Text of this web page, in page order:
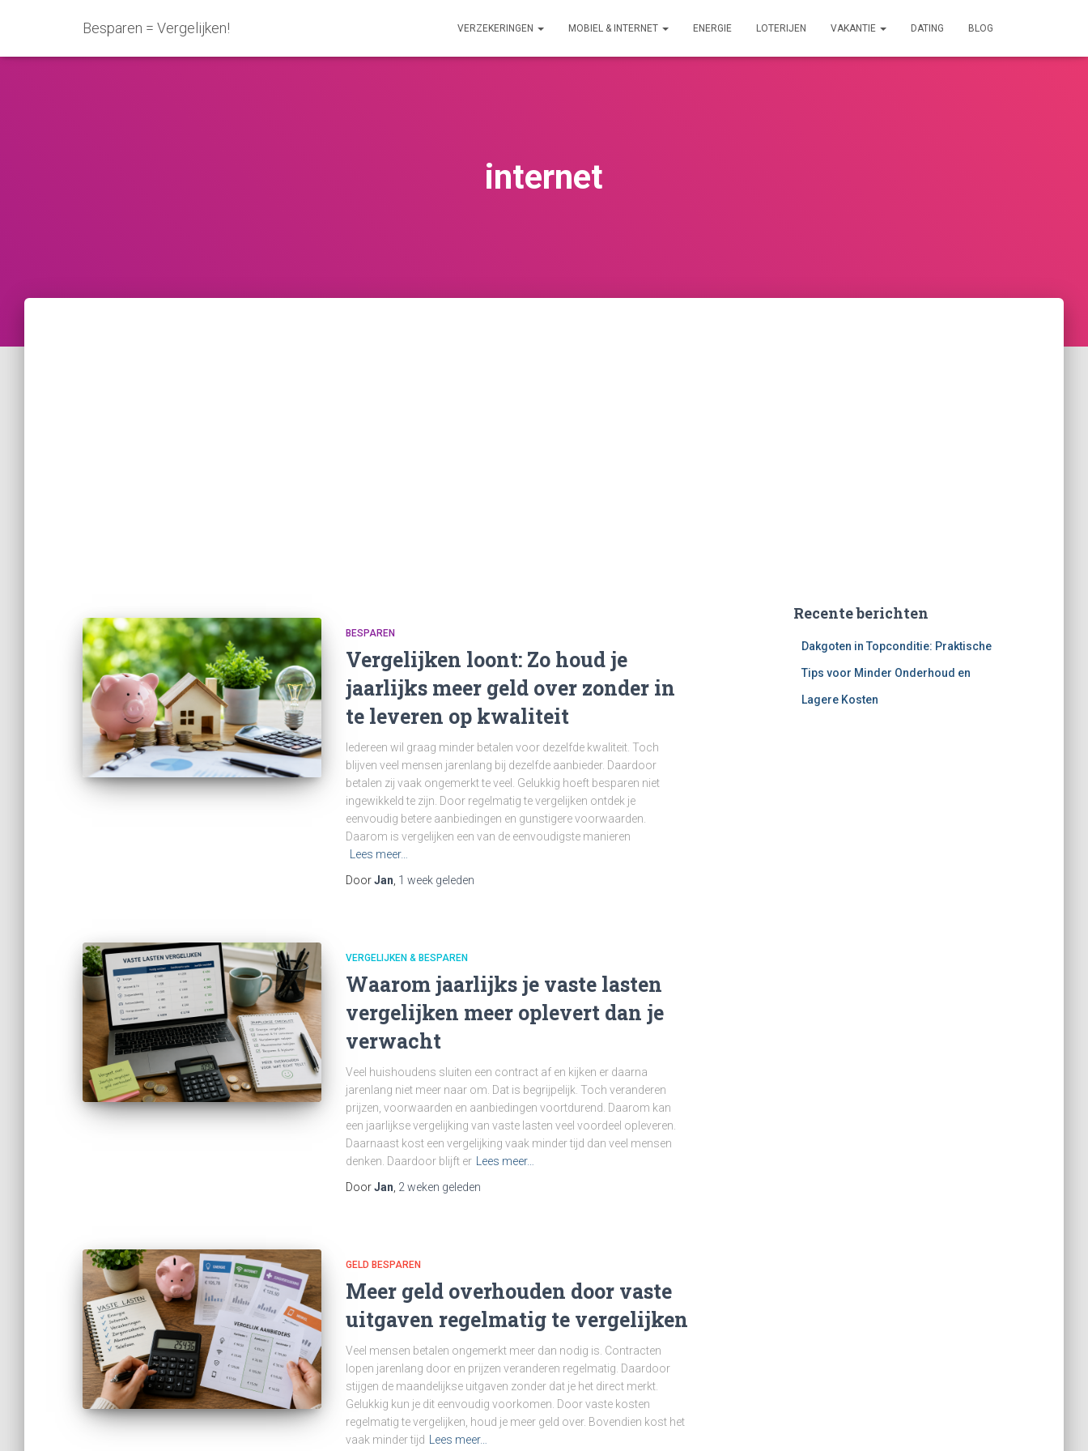
Besparen = Vergelijken! VERZEKERINGEN MOBIEL & INTERNET ENERGIE LOTERIJEN VAKANTIE DATING BLOG
internet
BESPAREN
Vergelijken loont: Zo houd je
jaarlijks meer geld over zonder in
te leveren op kwaliteit
Iedereen wil graag minder betalen voor dezelfde kwaliteit. Toch
blijven veel mensen jarenlang bij dezelfde aanbieder. Daardoor
betalen zij vaak ongemerkt te veel. Gelukkig hoeft besparen niet
ingewikkeld te zijn. Door regelmatig te vergelijken ontdek je
eenvoudig betere aanbiedingen en gunstigere voorwaarden.
Daarom is vergelijken een van de eenvoudigste manieren
Lees meer…
DoorJan 1 week geleden
VERGELIJKEN & BESPAREN
Waarom jaarlijks je vaste lasten
vergelijken meer oplevert dan je
verwacht
Veel huishoudens sluiten een contract af en kijken er daarna
jarenlang niet meer naar om. Dat is begrijpelijk. Toch veranderen
prijzen, voorwaarden en aanbiedingen voortdurend. Daarom kan
een jaarlijkse vergelijking van vaste lasten veel voordeel opleveren.
Daarnaast kost een vergelijking vaak minder tijd dan veel mensen
denken. Daardoor blijft er
Lees meer…
DoorJan 2 weken geleden
GELD BESPAREN
Meer geld overhouden door vaste
uitgaven regelmatig te vergelijken
Veel mensen betalen ongemerkt meer dan nodig is. Contracten
lopen jarenlang door en prijzen veranderen regelmatig. Daardoor
stijgen de maandelijkse uitgaven zonder dat je het direct merkt.
Gelukkig kun je dit eenvoudig voorkomen. Door vaste kosten
regelmatig te vergelijken, houd je meer geld over. Bovendien kost het
vaak minder tijd
Lees meer…
Recente berichten
Dakgoten in Topconditie: Praktische
Tips voor Minder Onderhoud en
Lagere Kosten